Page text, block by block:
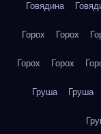
Говядина
Горох Горох
Горох Горох
Груша Груша